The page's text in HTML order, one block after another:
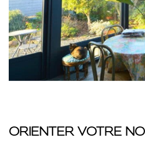
ORIENTER VOTRE